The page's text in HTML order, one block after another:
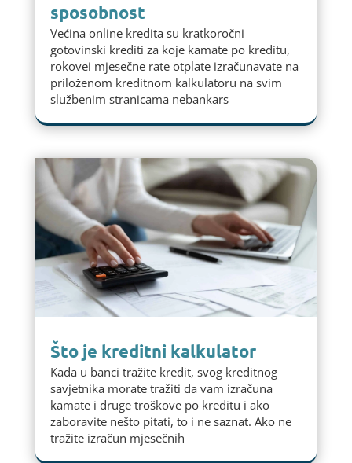
sposobnost
Većina online kredita su kratkoročni
gotovinski krediti za koje kamate po kreditu,
rokovei mjesečne rate otplate izračunavate na
priloženom kreditnom kalkulatoru na svim
službenim stranicama nebankars
Što je kreditni kalkulator
Kada u banci tražite kredit, svog kreditnog
savjetnika morate tražiti da vam izračuna
kamate i druge troškove po kreditu i ako
zaboravite nešto pitati, to i ne saznat. Ako ne
tražite izračun mjesečnih